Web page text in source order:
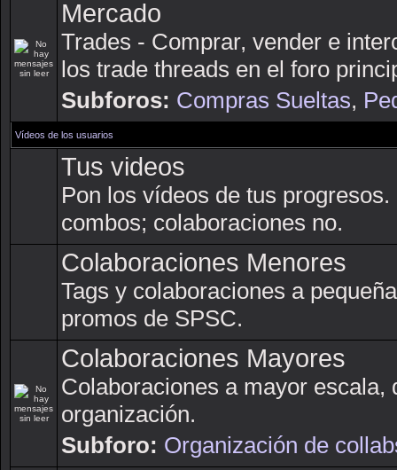
Mercado
Trades - Comprar, vender e
los trade threads en el foro
Subforos: Compras Sueltas,
Vídeos de los usuarios
Tus videos
Pon los vídeos de tus
combos; colaboraciones no.
Colaboraciones Menores
Tags y colaboraciones a
promos de SPSC.
Colaboraciones Mayores
Colaboraciones a mayor escala,
organización.
Subforo: Organización de